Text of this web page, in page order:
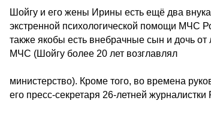
Шойгу и его жены Ирины есть ещё два
экстренной психологической помощи МЧС
также якобы есть внебрачные сын и дочь
МЧС (Шойгу более 20 лет возглавлял
министерство). Кроме того, во времена
его пресс-секретаря 26-летней